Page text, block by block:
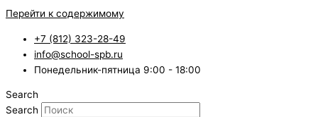
Перейти к содержимому
+7 (812) 323-28-49
info@school-spb.ru
Понедельник-пятница 9:00 - 18:00
Search
Search